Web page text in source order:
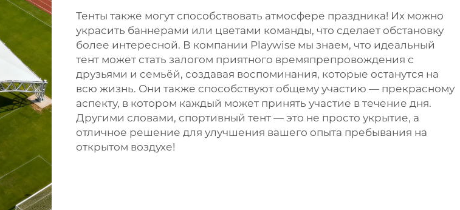
Тенты также могут способствовать атмосфере праздника! Их можно
украсить баннерами или цветами команды, что сделает обстановку
более интересной. В компании Playwise мы знаем, что идеальный
тент может стать залогом приятного времяпрепровождения с
друзьями и семьёй, создавая воспоминания, которые останутся на
всю жизнь. Они также способствуют общему участию — прекрасному
аспекту, в котором каждый может принять участие в течение дня.
Другими словами, спортивный тент — это не просто укрытие, а
отличное решение для улучшения вашего опыта пребывания на
открытом воздухе!